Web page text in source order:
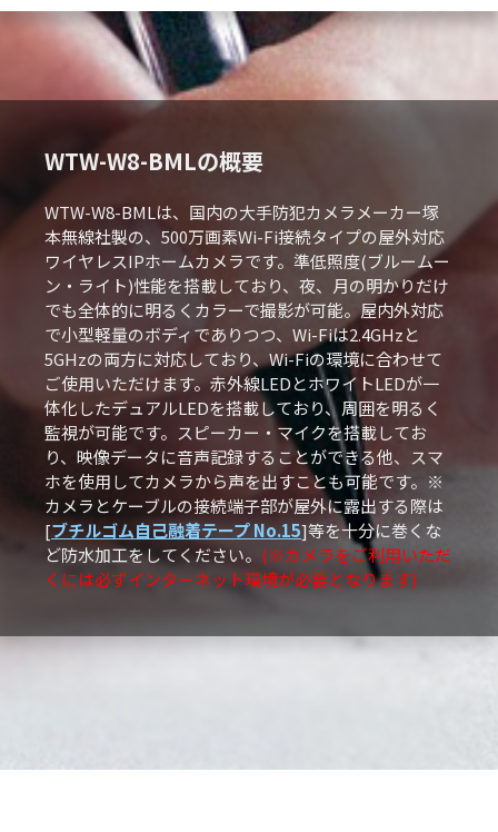
WTW-W8-BMLの概要
WTW-W8-BMLは、国内の大手防犯カメラメーカー塚
本無線社製の、500万画素Wi-Fi接続タイプの屋外対応
ワイヤレスIPホームカメラです。準低照度(ブルームー
ン・ライト)性能を搭載しており、夜、月の明かりだけ
でも全体的に明るくカラーで撮影が可能。屋内外対応
で小型軽量のボディでありつつ、Wi-Fiは2.4GHzと
5GHzの両方に対応しており、Wi-Fiの環境に合わせて
ご使用いただけます。赤外線LEDとホワイトLEDが一
体化したデュアルLEDを搭載しており、周囲を明るく
監視が可能です。スピーカー・マイクを搭載してお
り、映像データに音声記録することができる他、スマ
ホを使用してカメラから声を出すことも可能です。※
カメラとケーブルの接続端子部が屋外に露出する際は
[ブチルゴム自己融着テープ No.15]等を十分に巻くな
ど防水加工をしてください。 (※カメラをご利用いただ
くには必ずインターネット環境が必要となります)